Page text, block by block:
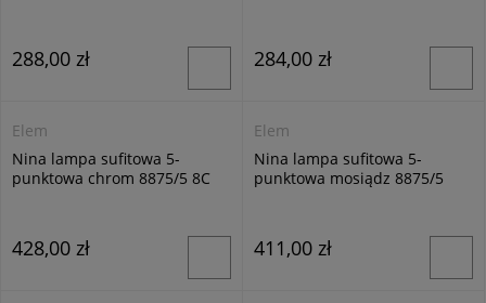
288,00 zł 284,00 zł
Elem
Nina lampa sufitowa 5-
punktowa chrom 8875/5 8C
428,00 zł
Elem
Nina lampa sufitowa 5-
punktowa mosiądz 8875/5
411,00 zł